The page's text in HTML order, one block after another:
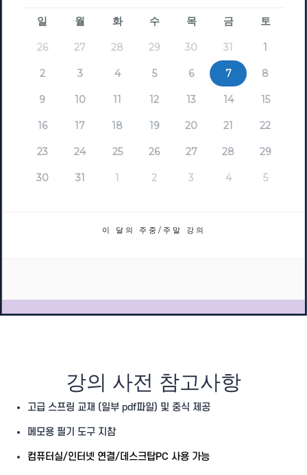
일 월 화 수 목 금 토
26 27 28 29 30 31 1
2 3 4 5 6 7 8
9 10 11 12 13 14 15
16 17 18 19 20 21 22
23 24 25 26 27 28 29
30 31 1 2 3 4 5
이 달의 주중/주말 강의
강의 사전 참고사항
고급 스프링 교재 (일부 pdf파일) 및 중식 제공
메모용 필기 도구 지참
컴퓨터실/인터넷 연결/데스크탑PC 사용 가능